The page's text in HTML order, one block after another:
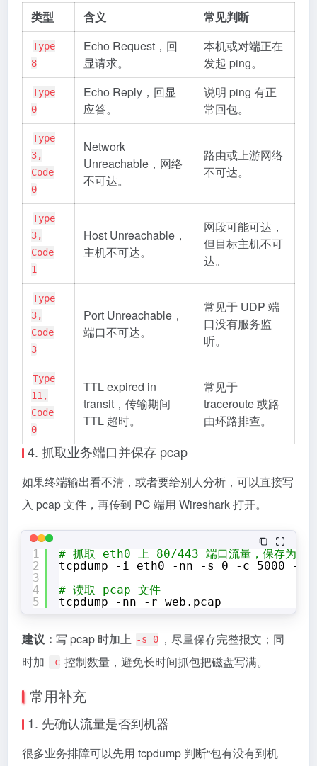
类型 含义 常见判断
Type
8
Echo Request，回
显请求。
本机或对端正在
发起 ping。
Type
0
Echo Reply，回显
应答。
说明 ping 有正
常回包。
Type
3,
Code
0
Network
Unreachable，网络
不可达。
路由或上游网络
不可达。
Type
3,
Code
1
Host Unreachable，
主机不可达。
网段可能可达，
但目标主机不可
达。
Type
3,
Code
3
Port Unreachable，
端口不可达。
常见于 UDP 端
口没有服务监
听。
Type
11,
Code
0
TTL expired in
transit，传输期间
TTL 超时。
常见于
traceroute 或路
由环路排查。
4. 抓取业务端口并保存 pcap
如果终端输出看不清，或者要给别人分析，可以直接写
入 pcap 文件，再传到 PC 端用 Wireshark 打开。
1
2
3
4
5
# 抓取 eth0 上 80/443 端口流量，保存为
tcpdump -i eth0 -nn -s 0 -c 5000 -w
# 读取 pcap 文件
tcpdump -nn -r web.pcap
建议： 写 pcap 时加上 -s 0 ，尽量保存完整报文；同
时加 -c 控制数量，避免长时间抓包把磁盘写满。
常用补充
1. 先确认流量是否到机器
很多业务排障可以先用 tcpdump 判断“包有没有到机